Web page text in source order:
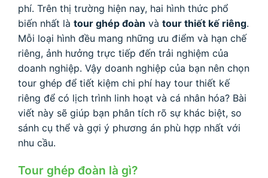
phí. Trên thị trường hiện nay, hai hình thức phổ
biến nhất là tour ghép đoàn và tour thiết kế riêng.
Mỗi loại hình đều mang những ưu điểm và hạn chế
riêng, ảnh hưởng trực tiếp đến trải nghiệm của
doanh nghiệp. Vậy doanh nghiệp của bạn nên chọn
tour ghép để tiết kiệm chi phí hay tour thiết kế
riêng để có lịch trình linh hoạt và cá nhân hóa? Bài
viết này sẽ giúp bạn phân tích rõ sự khác biệt, so
sánh cụ thể và gợi ý phương án phù hợp nhất với
nhu cầu.
Tour ghép đoàn là gì?